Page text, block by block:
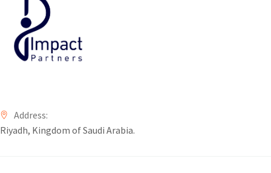
Address:
Riyadh, Kingdom of Saudi Arabia.